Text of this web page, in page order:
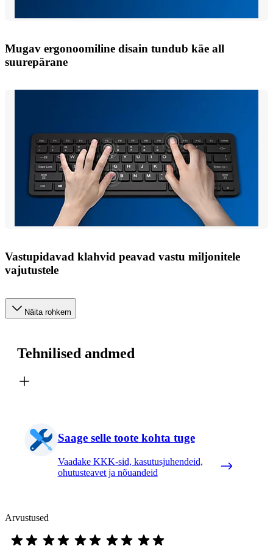
Mugav ergonoomiline disain tundub käe all
suurepärane
Vastupidavad klahvid peavad vastu miljonitele
vajutustele
Näita rohkem
Tehnilised andmed
Saage selle toote kohta tuge
Vaadake KKK-sid, kasutusjuhendeid,
ohutusteavet ja nõuandeid
Arvustused